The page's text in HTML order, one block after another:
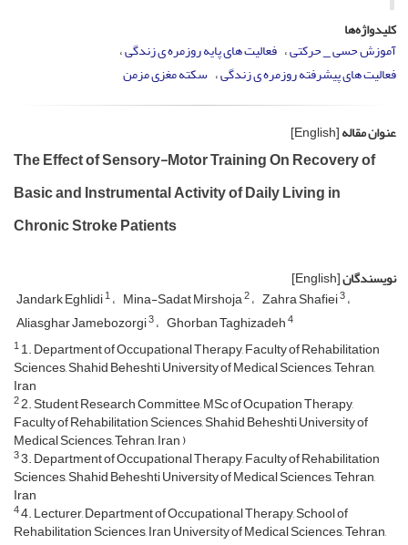
کلیدواژه‌ها
آموزش حسی _ حرکتی فعالیت های پایه روزمره ی زندگی
فعالیت های پیشرفته روزمره ی زندگی سکته مغزی مزمن
عنوان مقاله[English]
The Effect of Sensory-Motor Training On Recovery of
Basic and Instrumental Activity of Daily Living in
Chronic Stroke Patients
نویسندگان[English]
Jandark Eghlidi1 Mina-Sadat Mirshoja2 Zahra Shafiei3
Aliasghar Jamebozorgi3 Ghorban Taghizadeh4
11. Department of Occupational Therapy, Faculty of Rehabilitation
Sciences, Shahid Beheshti University of Medical Sciences, Tehran,
Iran
22. Student Research Committee, MSc of Ocupation Therapy,
Faculty of Rehabilitation Sciences, Shahid Beheshti University of
Medical Sciences, Tehran, Iran )
33. Department of Occupational Therapy, Faculty of Rehabilitation
Sciences, Shahid Beheshti University of Medical Sciences, Tehran,
Iran
44. Lecturer, Department of Occupational Therapy, School of
Rehabilitation Sciences, Iran University of Medical Sciences, Tehran,